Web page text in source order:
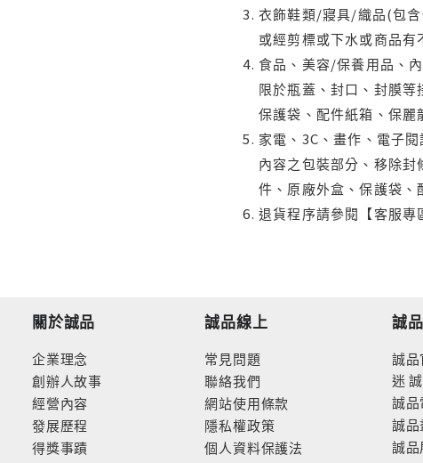
衣飾鞋類/寢具/織品(包
或經剪標或下水或商品有
食品、美容/保養用品、
限於瓶蓋、封口、封膜
保護袋、配件紙箱、保麗
家電、3C、畫作、電子
內容之包裝部分、移除
件、原廠外盒、保護袋、
退貨程序請參閱【客服
關於誠品
企業理念
創辦人故事
經營內容
發展歷程
得獎事蹟
誠品線上
常見問題
聯絡我們
網站使用條款
隱私權政策
個人資料保護法
誠
誠品
迷
誠
誠品
誠品